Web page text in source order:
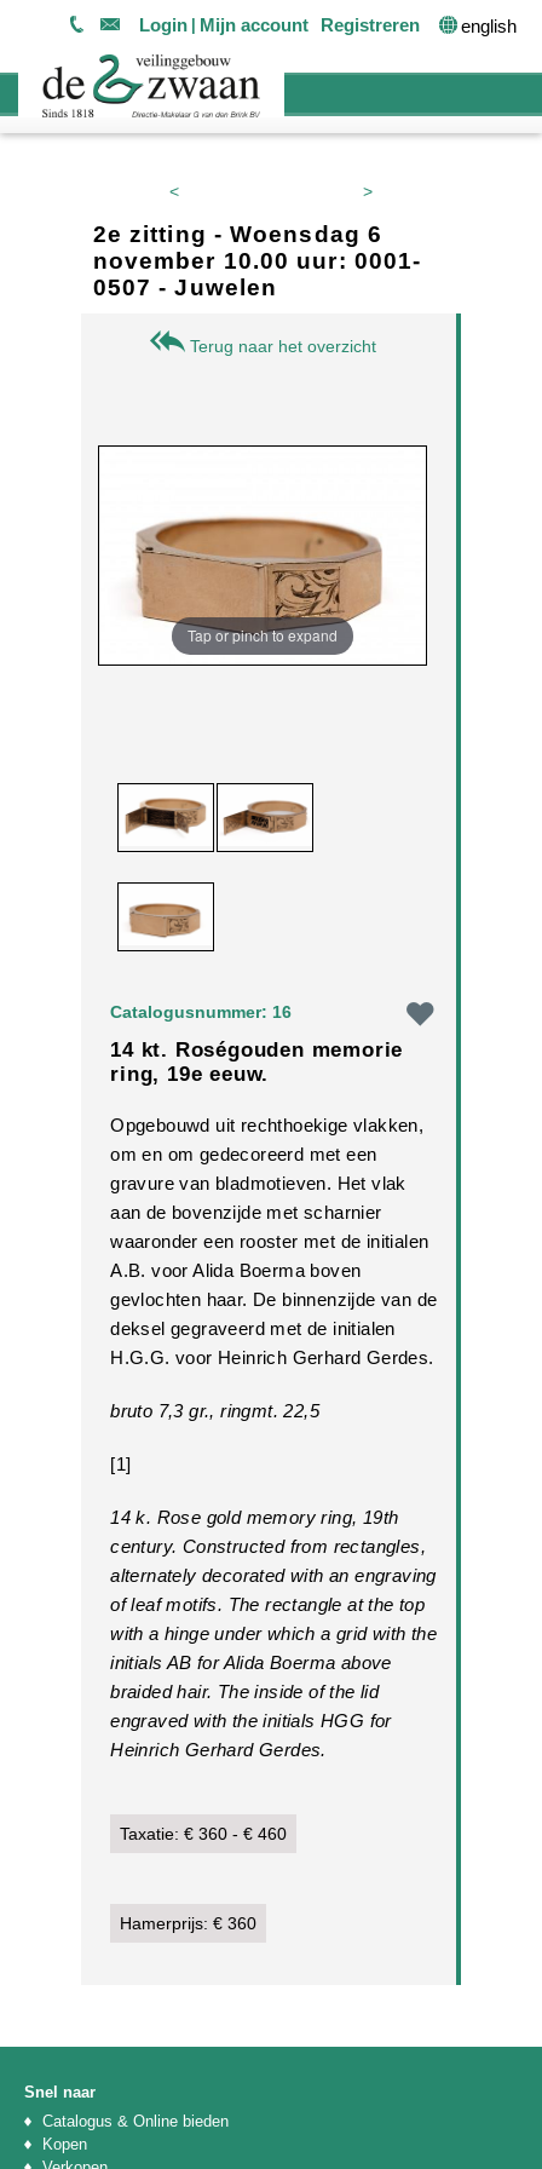
Login Mijn account Registreren english
< >
2e zitting - Woensdag 6
november 10.00 uur: 0001-
0507 - Juwelen
Terug naar het overzicht
Tap or pinch to expand
Catalogusnummer: 16
14 kt. Roségouden memorie
ring, 19e eeuw.
Opgebouwd uit rechthoekige vlakken,
om en om gedecoreerd met een
gravure van bladmotieven. Het vlak
aan de bovenzijde met scharnier
waaronder een rooster met de initialen
A.B. voor Alida Boerma boven
gevlochten haar. De binnenzijde van de
deksel gegraveerd met de initialen
H.G.G. voor Heinrich Gerhard Gerdes.
bruto 7,3 gr., ringmt. 22,5
[1]
14 k. Rose gold memory ring, 19th
century. Constructed from rectangles,
alternately decorated with an engraving
of leaf motifs. The rectangle at the top
with a hinge under which a grid with the
initials AB for Alida Boerma above
braided hair. The inside of the lid
engraved with the initials HGG for
Heinrich Gerhard Gerdes.
Taxatie: € 360 - € 460
Hamerprijs: € 360
Snel naar
Catalogus & Online bieden
Kopen